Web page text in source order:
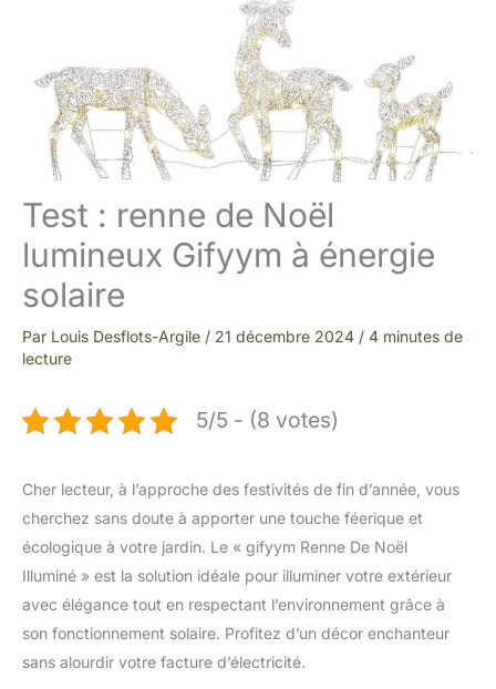
Test : renne de Noël
lumineux Gifyym à énergie
solaire
Par Louis Desflots-Argile / 21 décembre 2024 / 4 minutes de
lecture
5/5 - (8 votes)
Cher lecteur, à l’approche des festivités de fin d’année, vous
cherchez sans doute à apporter une touche féerique et
écologique à votre jardin. Le « gifyym Renne De Noël
Illuminé » est la solution idéale pour illuminer votre extérieur
avec élégance tout en respectant l’environnement grâce à
son fonctionnement solaire. Profitez d’un décor enchanteur
sans alourdir votre facture d’électricité.